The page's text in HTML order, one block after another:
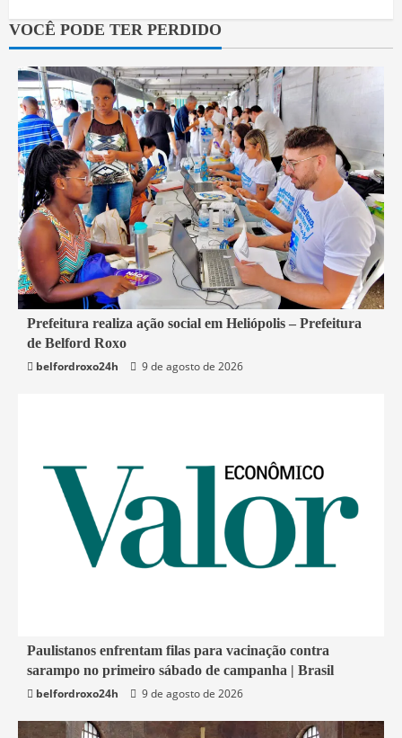
VOCÊ PODE TER PERDIDO
2 min read
Belford Roxo
Prefeitura realiza ação social em Heliópolis – Prefeitura
de Belford Roxo
belfordroxo24h
9 de agosto de 2026
4 min read
Economia
Paulistanos enfrentam filas para vacinação contra
sarampo no primeiro sábado de campanha | Brasil
belfordroxo24h
9 de agosto de 2026